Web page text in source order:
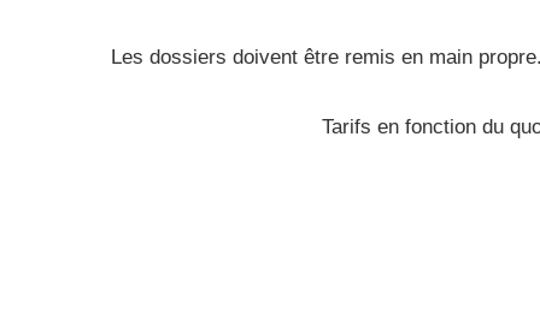
Les dossiers doivent être remis en main
Tarifs en fonction du